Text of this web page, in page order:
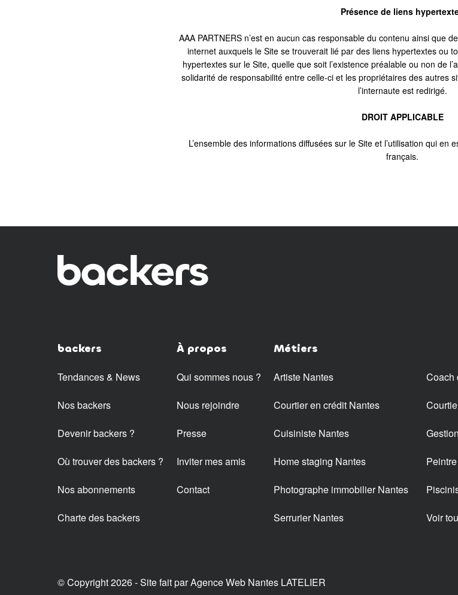
Présence de liens
AAA PARTNERS n’est en aucun cas responsable du contenu ainsi que
internet auxquels le Site se trouverait lié par des liens hypertextes ou
hypertextes sur le Site, quelle que soit l’existence préalable ou non de
solidarité de responsabilité entre celle-ci et les propriétaires des autres
l’internaute est redirigé.
DROIT APPLICABLE
L’ensemble des informations diffusées sur le Site et l’utilisation qui
français.
backers
Tendances & News
Nos backers
Devenir backers ?
Où trouver des backers ?
Nos abonnements
Charte des backers
À propos
Qui sommes nous ?
Nous rejoindre
Presse
Inviter mes amis
Contact
Métiers
Artiste Nantes Coach
Courtier en crédit Nantes
Cuisiniste Nantes
Home staging Nantes
Photographe immobilier Nantes
Serrurier Nantes Voir
© Copyright 2026 - Site fait parAgence Web Nantes LATELIER